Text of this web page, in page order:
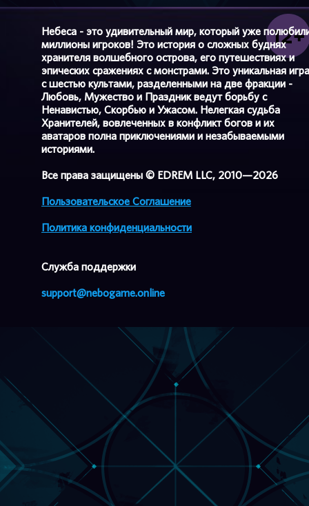
Небеса - это удивительный мир, который уже
миллионы игроков! Это история о сложных буднях
хранителя волшебного острова, его путешествиях и
эпических сражениях с монстрами. Это уникальная игра
с шестью культами, разделенными на две фракции -
Любовь, Мужество и Праздник ведут борьбу с
Ненавистью, Скорбью и Ужасом. Нелегкая судьба
Хранителей, вовлеченных в конфликт богов и их
аватаров полна приключениями и незабываемыми
историями.
Все права защищены © EDREM LLC, 2010—2026
Пользовательское Соглашение
Политика конфиденциальности
Cлужба поддержки
support@nebogame.online